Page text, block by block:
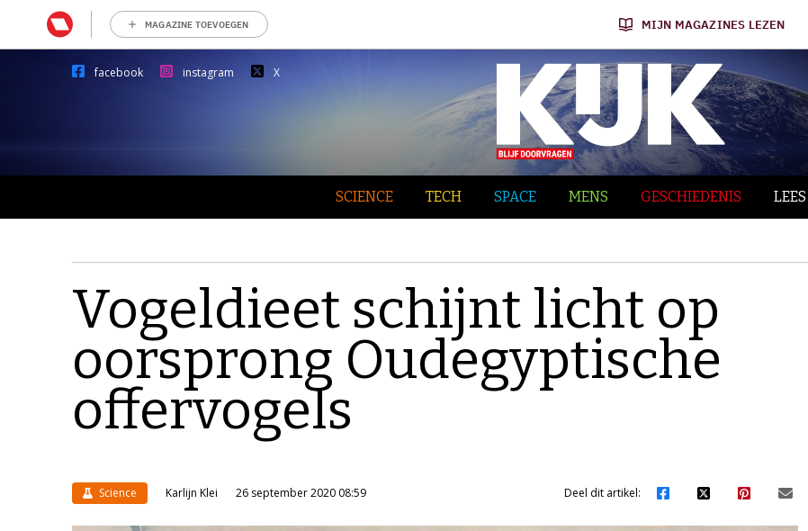
MAGAZINE TOEVOEGEN MIJN MAGAZINES LEZEN
facebook instagram X
SCIENCE TECH SPACE MENS GESCHIEDENIS
Vogeldieet schijnt licht op
oorsprong Oudegyptische
offervogels
Science Karlijn Klei 26 september 2020 08:59 Deel dit artikel: